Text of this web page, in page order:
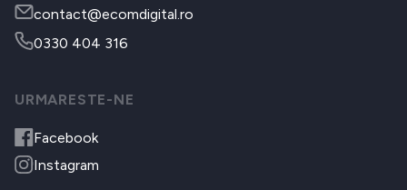
contact@ecomdigital.ro
0330 404 316
URMARESTE-NE
Facebook
Instagram